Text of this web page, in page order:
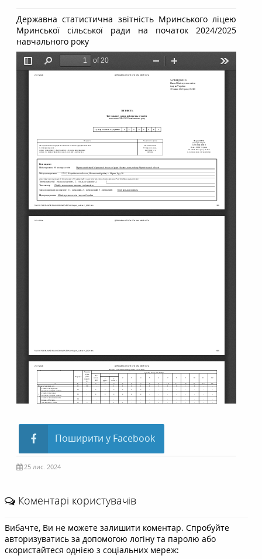
Державна статистична звітність Мринського ліцею
Мринської сільської ради на початок 2024/2025
навчального року
Поширити у Facebook
25 лис. 2024
Коментарі користувачів
Вибачте, Ви не можете залишити коментар. Спробуйте
авторизуватись за допомогою логіну та паролю або
скористайтеся однією з соціальних мереж: